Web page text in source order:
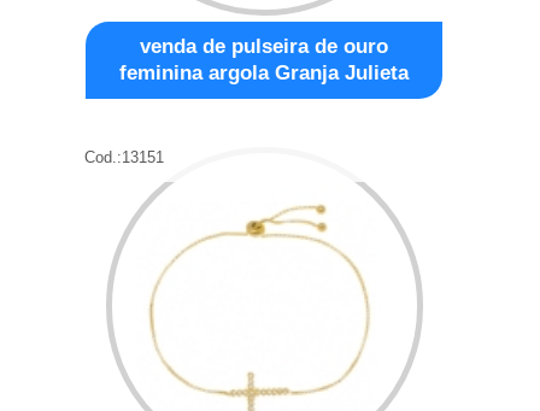
venda de pulseira de ouro
feminina argola Granja Julieta
Cod.:13151